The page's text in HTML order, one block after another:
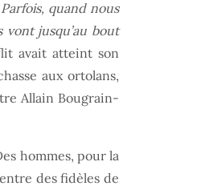
quand nous
vont jusqu’au bout
avait atteint son
aux ortolans,
Allain Bougrain-
hommes, pour la
des fidèles de